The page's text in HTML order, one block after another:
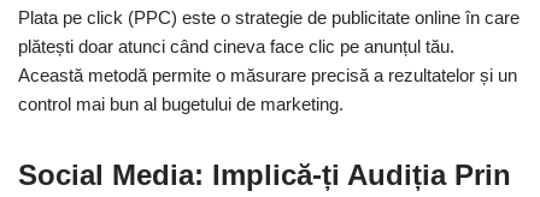
Plata pe click (PPC) este o strategie de publicitate online în care
plătești doar atunci când cineva face clic pe anunțul tău.
Această metodă permite o măsurare precisă a rezultatelor și un
control mai bun al bugetului de marketing.
Social Media: Implică-ți Audiția Prin